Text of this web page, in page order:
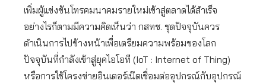
เพิ่มผู้แข่งขันโทรคมนาคมรายใหม่เข้าสู่ตลาดได้สำเร็จ
อย่างไรก็ตามมีความคิดเห็นว่า กสทช. ชุดปัจจุบันควร
ดำเนินการไปข้างหน้าเพื่อเตรียมความพร้อมของโลก
ปัจจุบันที่กำลังเข้าสู่ยุคไอโอที (IoT : Internet of Thing)
หรือการใช้โครงข่ายอินเตอร์เน๊ตเชื่อมต่ออุปกรณ์กับอุปกรณ์